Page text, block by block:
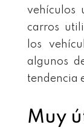
vehículos
carros
los
algunos
tendencia
Muy